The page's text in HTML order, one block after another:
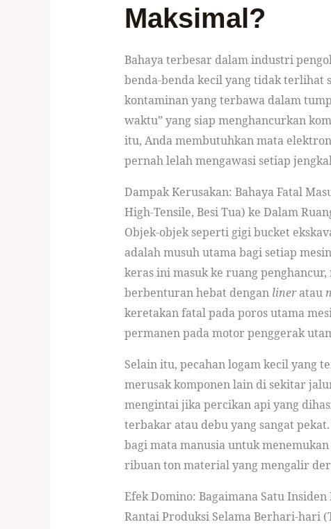
Maksimal?
Bahaya terbesar dalam industri
benda-benda kecil yang tidak terlihat
kontaminan yang terbawa dalam
waktu” yang siap menghancurkan
itu, Anda membutuhkan mata
pernah lelah mengawasi setiap
Dampak Kerusakan: Bahaya Fatal
High-Tensile, Besi Tua) ke Dalam
Objek-objek seperti gigi bucket
adalah musuh utama bagi setiap
keras ini masuk ke ruang
berbenturan hebat dengan lineratau
keretakan fatal pada poros utama
permanen pada motor penggerak
Selain itu, pecahan logam kecil yang
merusak komponen lain di sekitar
mengintai jika percikan api yang
terbakar atau debu yang sangat
bagi mata manusia untuk
ribuan ton material yang mengalir
Efek Domino: Bagaimana Satu
Rantai Produksi Selama Berhari-hari